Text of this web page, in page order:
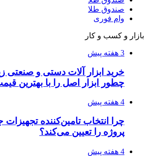
۱۴۰۵/۰۴/۱۵
عاشقانه، دارک رومنس و رمان
۱۴۰۵/۰۴/۱۴
راهنمای جامع خرید تجهیزات
دقیق‌ترین ابزارها را آنلاین بخریم؟
۱۴۰۵/۰۴/۰۹
آربی نوا؛ راهکار هوشمند برای
فرصت‌های آربیتراژ ارز دیجیتال
۱۴۰۵/۰۴/۰۶